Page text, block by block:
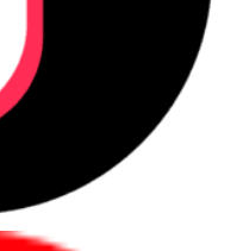
hợp
cần học tập, làm
làm việc từ xa.
cần máy ổn định
chiếu và phần
cần máy mỏng nhẹ,